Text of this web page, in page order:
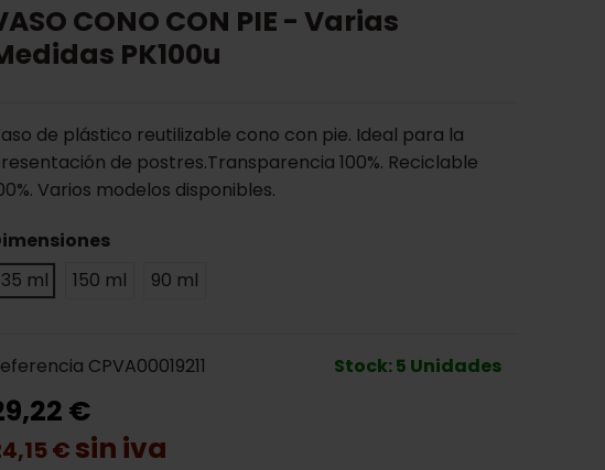
CONO CON PIE - Varias
PK100u
de plástico reutilizable cono con pie. Ideal para la
de postres.Transparencia 100%. Reciclable
Varios modelos disponibles.
ml
150 ml 90 ml
CPVA00019211 Stock: 5 Unidades
€
€ sin iva